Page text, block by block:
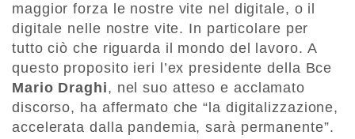
maggior forza le nostre vite nel digitale, o il
digitale nelle nostre vite. In particolare per
tutto ciò che riguarda il mondo del lavoro. A
questo proposito ieri l’ex presidente della Bce
Mario Draghi, nel suo atteso e acclamato
discorso, ha affermato che “la digitalizzazione,
accelerata dalla pandemia, sarà permanente”.